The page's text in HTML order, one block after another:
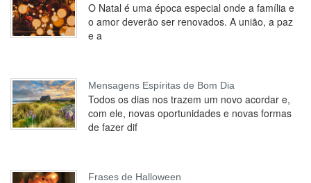
O Natal é uma época especial onde a família e
o amor deverão ser renovados. A união, a paz
e a
Mensagens Espíritas de Bom Dia
Todos os dias nos trazem um novo acordar e,
com ele, novas oportunidades e novas formas
de fazer dif
Frases de Halloween